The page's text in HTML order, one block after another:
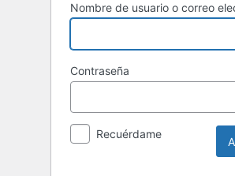
Nombre de usuario o correo
Contraseña
Recuérdame